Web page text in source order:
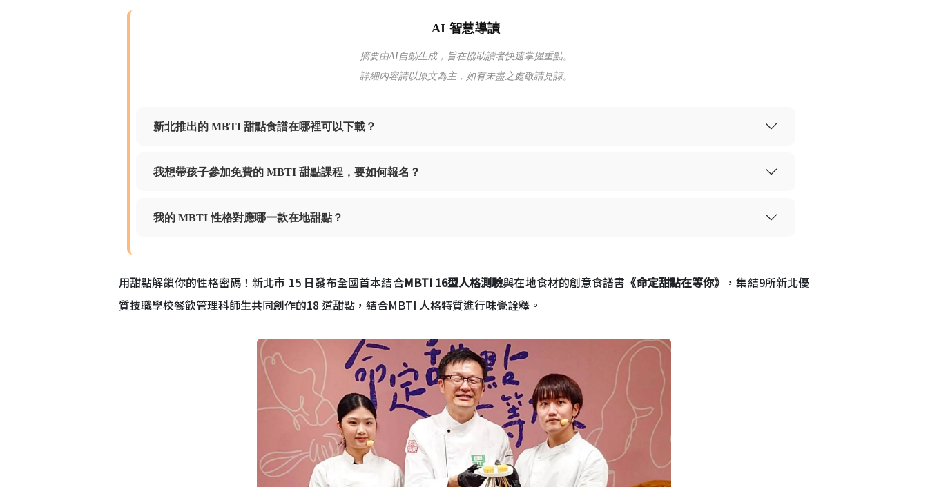
AI 智慧導讀
摘要由AI自動生成，旨在協助讀者快速掌握重點。
詳細內容請以原文為主，如有未盡之處敬請見諒。
新北推出的 MBTI 甜點食譜在哪裡可以下載？
我想帶孩子參加免費的 MBTI 甜點課程，要如何報名？
我的 MBTI 性格對應哪一款在地甜點？
用甜點解鎖你的性格密碼！新北市 15 日發布全國首本結合MBTI 16型人格測驗與在地食材的創意食譜書 《命定甜點在等你》 ，集結9所新北優
質技職學校餐飲管理科師生共同創作的18 道甜點，結合MBTI 人格特質進行味覺詮釋。